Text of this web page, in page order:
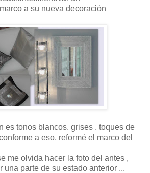
a su nueva decoración
es tonos blancos, grises , toques de
a eso, reformé el marco del
me olvida hacer la foto del antes ,
una parte de su estado anterior ...